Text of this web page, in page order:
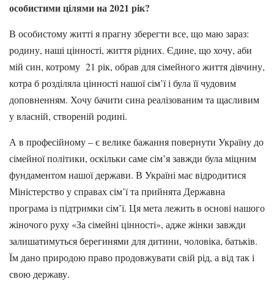
особистими цілями на 2021 рік?
В особистому житті я прагну зберегти все, що маю зараз:
родину, наші цінності, життя рідних. Єдине, що хочу, аби
мій син, котрому 21 рік, обрав для сімейного життя дівчину,
котра б розділяла цінності нашої сім’ї і була її чудовим
доповненням. Хочу бачити сина реалізованим та щасливим
у власній, створеній родині.
А в професійному – є велике бажання повернути Україну до
сімейної політики, оскільки саме сім’я завжди була міцним
фундаментом нашої держави. В Україні має відродитися
Міністерство у справах сім’ї та прийнята Державна
програма із підтримки сім’ї. Ця мета лежить в основі нашого
жіночого руху «За сімейні цінності», адже жінки завжди
залишатимуться берегинями для дитини, чоловіка, батьків.
Їм дано природою право продовжувати свій рід, а від так і
свою державу.